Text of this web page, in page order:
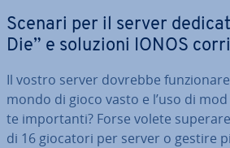
Scenari per il server
Die” e soluzioni IONOS
Il vostro server dovrebbe
mondo di gioco vasto e l’uso di
te im­por­tan­ti? Forse volete
di 16 giocatori per server o gestire